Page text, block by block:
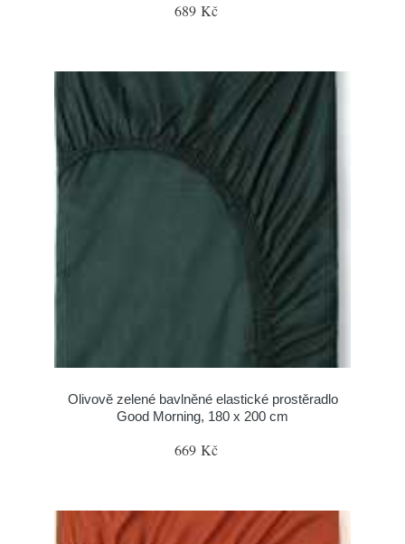
689 Kč
Olivově zelené bavlněné elastické prostěradlo
Good Morning, 180 x 200 cm
669 Kč